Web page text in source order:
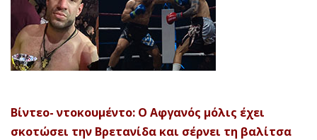
Βίντεο- ντοκουμέντο: Ο Αφγανός μόλις έχει
σκοτώσει την Βρετανίδα και σέρνει τη βαλίτσα